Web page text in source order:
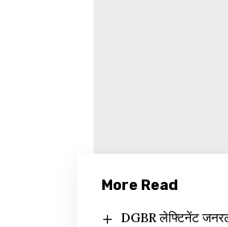
More Read
DGBR लेफ्टिनेंट